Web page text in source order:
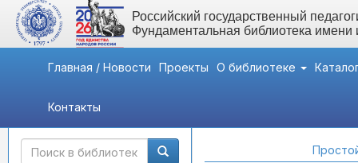
Российский государственный
Фундаментальная библиотека
Главная / Новости Проекты О библиотеке
Контакты
Быстрый доступ